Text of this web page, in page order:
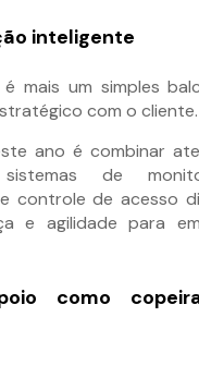
inteligente
mais um simples
com o cliente.
ano é combinar
de
controle de acesso
e agilidade para
como